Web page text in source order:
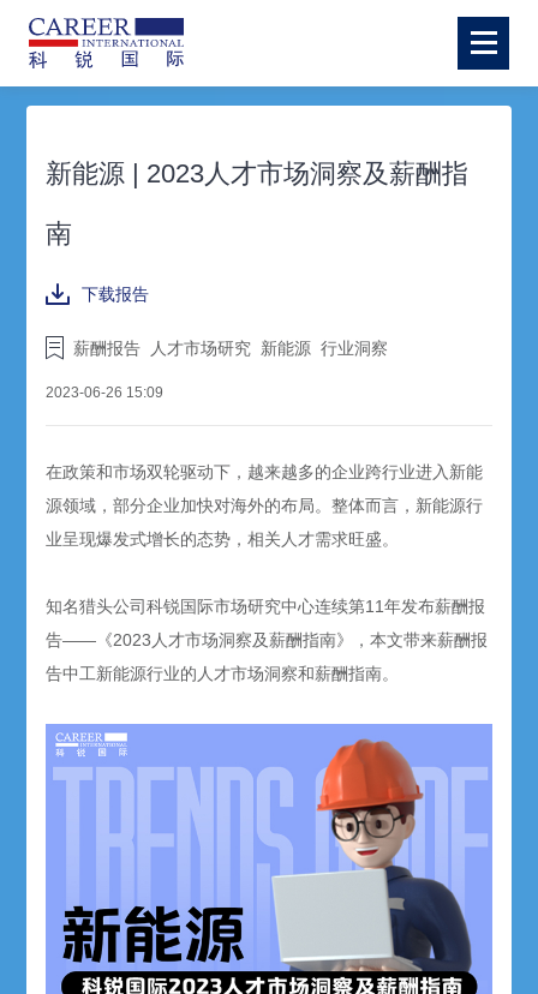
新能源 | 2023人才市场洞察及薪酬指
南
下载报告
薪酬报告 人才市场研究 新能源 行业洞察
2023-06-26 15:09
在政策和市场双轮驱动下，越来越多的企业跨行业进入新能
源领域，部分企业加快对海外的布局。整体而言，新能源行
业呈现爆发式增长的态势，相关人才需求旺盛。
知名猎头公司科锐国际市场研究中心连续第11年发布薪酬报
告——《2023人才市场洞察及薪酬指南》，本文带来薪酬报
告中工新能源行业的人才市场洞察和薪酬指南。